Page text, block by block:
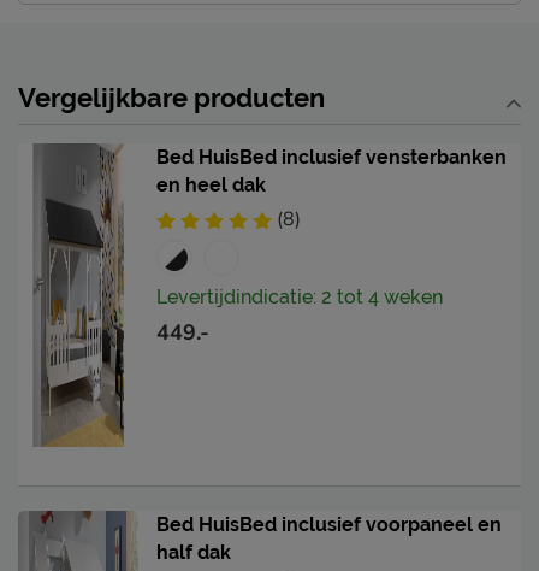
Vergelijkbare producten
Bed HuisBed inclusief vensterbanken
en heel dak
(8)
Levertijdindicatie: 2 tot 4 weken
449.-
Bed HuisBed inclusief voorpaneel en
half dak